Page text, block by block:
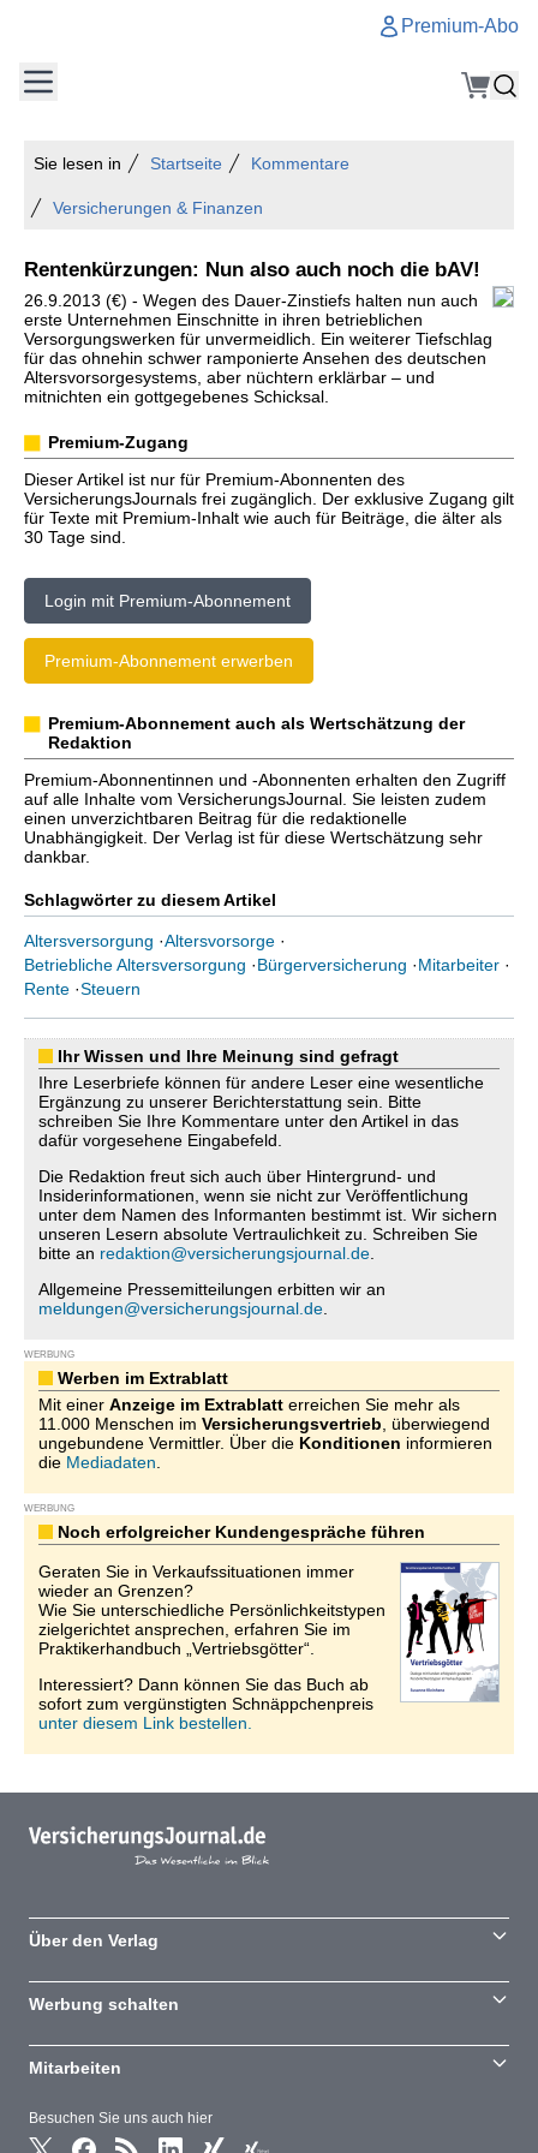
Premium-Abo
Sie lesen in Startseite Kommentare
Versicherungen & Finanzen
Rentenkürzungen: Nun also auch noch die bAV!
26.9.2013 (€) - Wegen des Dauer-Zinstiefs halten nun auch
erste Unternehmen Einschnitte in ihren betrieblichen
Versorgungswerken für unvermeidlich. Ein weiterer Tiefschlag
für das ohnehin schwer ramponierte Ansehen des deutschen
Altersvorsorgesystems, aber nüchtern erklärbar – und
mitnichten ein gottgegebenes Schicksal.
Premium-Zugang
Dieser Artikel ist nur für Premium-Abonnenten des
VersicherungsJournals frei zugänglich. Der exklusive Zugang gilt
für Texte mit Premium-Inhalt wie auch für Beiträge, die älter als
30 Tage sind.
Login mit Premium-Abonnement
Premium-Abonnement erwerben
Premium-Abonnement auch als Wertschätzung der
Redaktion
Premium-Abonnentinnen und -Abonnenten erhalten den Zugriff
auf alle Inhalte vom VersicherungsJournal. Sie leisten zudem
einen unverzichtbaren Beitrag für die redaktionelle
Unabhängigkeit. Der Verlag ist für diese Wertschätzung sehr
dankbar.
Schlagwörter zu diesem Artikel
Altersversorgung ·Altersvorsorge ·
Betriebliche Altersversorgung ·Bürgerversicherung ·Mitarbeiter ·
Rente ·Steuern
Ihr Wissen und Ihre Meinung sind gefragt
Ihre Leserbriefe können für andere Leser eine wesentliche
Ergänzung zu unserer Berichterstattung sein. Bitte
schreiben Sie Ihre Kommentare unter den Artikel in das
dafür vorgesehene Eingabefeld.
Die Redaktion freut sich auch über Hintergrund- und
Insiderinformationen, wenn sie nicht zur Veröffentlichung
unter dem Namen des Informanten bestimmt ist. Wir sichern
unseren Lesern absolute Vertraulichkeit zu. Schreiben Sie
bitte an redaktion@versicherungsjournal.de
Allgemeine Pressemitteilungen erbitten wir an
meldungen@versicherungsjournal.de
WERBUNG
Werben im Extrablatt
Mit einer Anzeige im Extrablatt erreichen Sie mehr als
11.000 Menschen im Versicherungsvertrieb , überwiegend
ungebundene Vermittler. Über die Konditionen informieren
die Mediadaten
WERBUNG
Noch erfolgreicher Kundengespräche führen
Geraten Sie in Verkaufssituationen immer
wieder an Grenzen?
Wie Sie unterschiedliche Persönlichkeitstypen
zielgerichtet ansprechen, erfahren Sie im
Praktikerhandbuch „Vertriebsgötter“.
Interessiert? Dann können Sie das Buch ab
sofort zum vergünstigten Schnäppchenpreis
unter diesem Link bestellen.
Besuchen Sie uns auch hier
Über den Verlag
Werbung schalten
Mitarbeiten